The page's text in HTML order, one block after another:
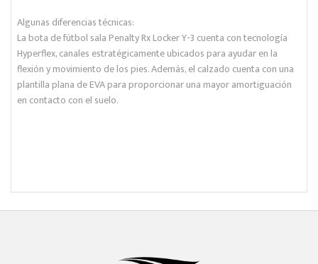
Algunas diferencias técnicas:
La bota de fútbol sala Penalty Rx Locker Y-3 cuenta con tecnología
Hyperflex, canales estratégicamente ubicados para ayudar en la
flexión y movimiento de los pies. Además, el calzado cuenta con una
plantilla plana de EVA para proporcionar una mayor amortiguación
en contacto con el suelo.